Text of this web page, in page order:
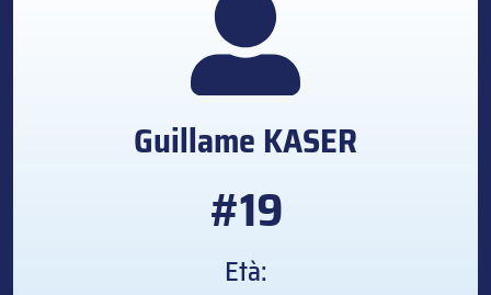
Guillame KASER
#19
Età: